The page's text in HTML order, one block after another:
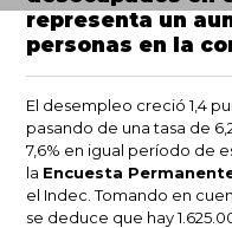
representa un
personas en la
El desempleo creció 1,4
pasando de una tasa de
7,6% en igual período de
la Encuesta
el Indec. Tomando en
se deduce que hay